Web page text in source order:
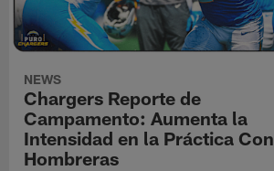
NEWS
Chargers Reporte de
Campamento: Aumenta la
Intensidad en la Práctica Con
Hombreras